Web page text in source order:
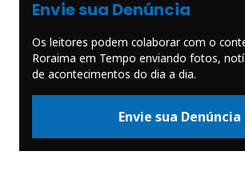
Envie sua Denúncia
Os leitores podem colaborar com o
Roraima em Tempo enviando fotos,
de acontecimentos do dia a dia.
Envie sua Denúncia